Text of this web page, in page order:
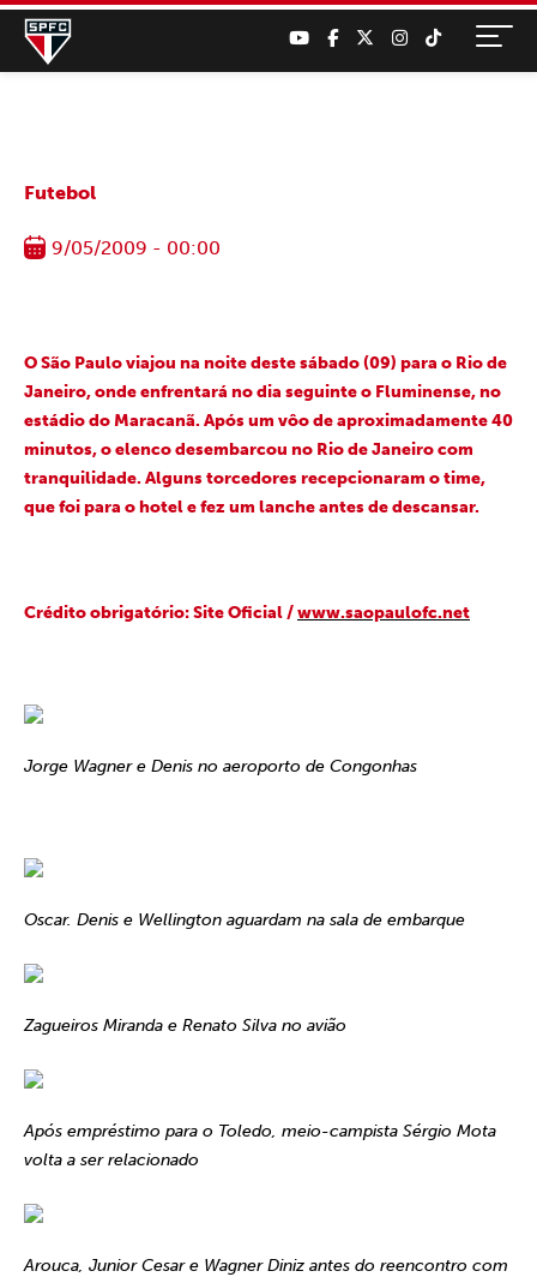
Futebol
9/05/2009 - 00:00
O São Paulo viajou na noite deste sábado (09) para o Rio de
Janeiro, onde enfrentará no dia seguinte o Fluminense, no
estádio do Maracanã. Após um vôo de aproximadamente 40
minutos, o elenco desembarcou no Rio de Janeiro com
tranquilidade. Alguns torcedores recepcionaram o time,
que foi para o hotel e fez um lanche antes de descansar.
Crédito obrigatório: Site Oficial /www.saopaulofc.net
Jorge Wagner e Denis no aeroporto de Congonhas
Oscar. Denis e Wellington aguardam na sala de embarque
Zagueiros Miranda e Renato Silva no avião
Após empréstimo para o Toledo, meio-campista Sérgio Mota
volta a ser relacionado
Arouca, Junior Cesar e Wagner Diniz antes do reencontro com